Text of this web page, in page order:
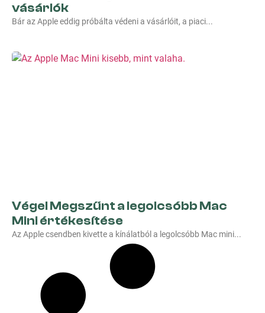
vásárlók
Bár az Apple eddig próbálta védeni a vásárlóit, a piaci
Vége! Megszűnt a legolcsóbb Mac
Mini értékesítése
Az Apple csendben kivette a kínálatból a legolcsóbb Mac mini